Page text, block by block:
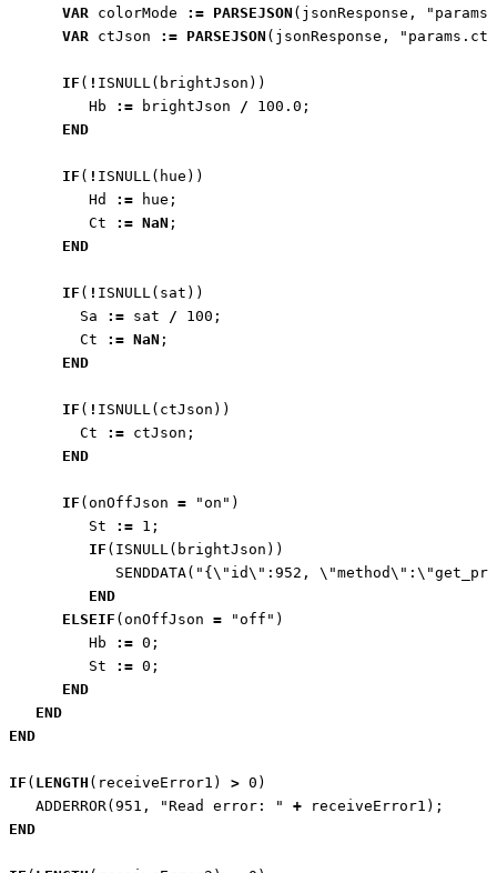
VAR
colorMode := PARSEJSON ( jsonResponse ,
VAR
ctJson := PARSEJSON ( jsonResponse , "params.ct"
IF ( ! ISNULL ( brightJson ))
Hb
:= brightJson / 100.0 ;
END
IF ( ! ISNULL ( hue ))
Hd
:= hue ;
Ct
:= NaN ;
END
IF ( ! ISNULL ( sat ))
Sa
:= sat / 100 ;
Ct
:= NaN ;
END
IF ( ! ISNULL ( ctJson ))
Ct
:= ctJson ;
END
IF (onOffJson = "on" )
St
:= 1 ;
IF ( ISNULL ( brightJson ))
SENDDATA( "{\"id\":952,
END
ELSEIF (onOffJson = "off" )
Hb
:= 0 ;
St
:= 0 ;
END
END
END
IF ( LENGTH ( receiveError1 ) > 0 )
ADDERROR(951 , "Read error: " + receiveError1 );
END